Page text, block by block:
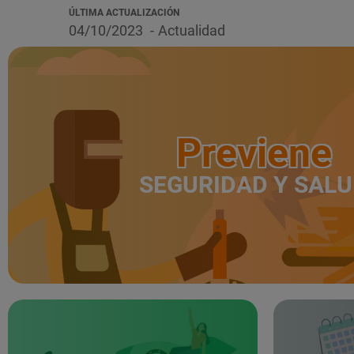
ÚLTIMA ACTUALIZACIÓN
04/10/2023 Actualidad
Previene
SEGURIDAD Y